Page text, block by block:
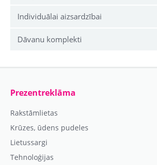
Individuālai aizsardzībai
Dāvanu komplekti
Prezentreklāma
Rakstāmlietas
Krūzes, ūdens pudeles
Lietussargi
Tehnoloģijas